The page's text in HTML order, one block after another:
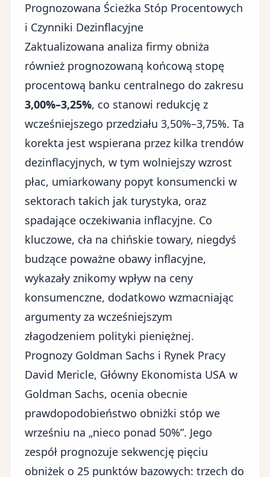
Prognozowana Ścieżka Stóp Procentowych
i Czynniki Dezinflacyjne
Zaktualizowana analiza firmy obniża
również prognozowaną końcową stopę
procentową banku centralnego do zakresu
3,00%–3,25%, co stanowi redukcję z
wcześniejszego przedziału 3,50%–3,75%. Ta
korekta jest wspierana przez kilka trendów
dezinflacyjnych, w tym wolniejszy wzrost
płac, umiarkowany popyt konsumencki w
sektorach takich jak turystyka, oraz
spadające oczekiwania inflacyjne. Co
kluczowe, cła na chińskie towary, niegdyś
budzące poważne obawy inflacyjne,
wykazały znikomy wpływ na ceny
konsumenczne, dodatkowo wzmacniając
argumenty za wcześniejszym
złagodzeniem polityki pieniężnej.
Prognozy Goldman Sachs i Rynek Pracy
David Mericle, Główny Ekonomista USA w
Goldman Sachs, ocenia obecnie
prawdopodobieństwo obniżki stóp we
wrześniu na „nieco ponad 50%”. Jego
zespół prognozuje sekwencję pięciu
obniżek o 25 punktów bazowych: trzech do